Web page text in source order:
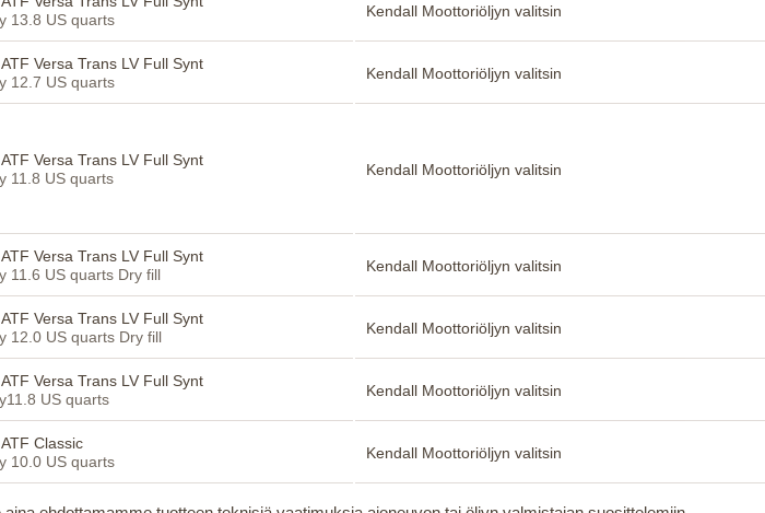
13.8 US quarts
Kendall Moottoriöljyn valitsin
Versa Trans LV Full Synt
12.7 US quarts
Kendall Moottoriöljyn valitsin
Versa Trans LV Full Synt
11.8 US quarts
Kendall Moottoriöljyn valitsin
Versa Trans LV Full Synt
11.6 US quarts Dry fill
Kendall Moottoriöljyn valitsin
Versa Trans LV Full Synt
12.0 US quarts Dry fill
Kendall Moottoriöljyn valitsin
Versa Trans LV Full Synt
US quarts
Kendall Moottoriöljyn valitsin
Classic
10.0 US quarts
Kendall Moottoriöljyn valitsin